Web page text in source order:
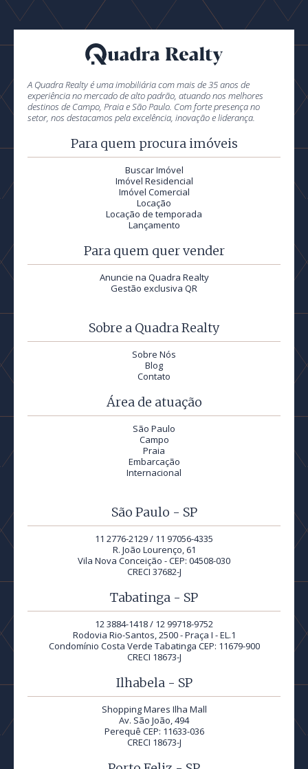
A Quadra Realty é uma imobiliária com mais de 35 anos de
experiência no mercado de alto padrão, atuando nos melhores
destinos de Campo, Praia e São Paulo. Com forte presença no
setor, nos destacamos pela excelência, inovação e liderança.
Para quem procura imóveis
Buscar Imóvel
Imóvel Residencial
Imóvel Comercial
Locação
Locação de temporada
Lançamento
Para quem quer vender
Anuncie na Quadra Realty
Gestão exclusiva QR
Sobre a Quadra Realty
Sobre Nós
Blog
Contato
Área de atuação
São Paulo
Campo
Praia
Embarcação
Internacional
São Paulo - SP
11 2776-2129 / 11 97056-4335
R. João Lourenço, 61
Vila Nova Conceição - CEP: 04508-030
CRECI 37682-J
Tabatinga - SP
12 3884-1418 / 12 99718-9752
Rodovia Rio-Santos, 2500 - Praça I - EL.1
Condomínio Costa Verde Tabatinga CEP: 11679-900
CRECI 18673-J
Ilhabela - SP
Shopping Mares Ilha Mall
Av. São João, 494
Perequê CEP: 11633-036
CRECI 18673-J